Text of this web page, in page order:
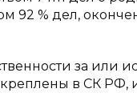
92 % дел,
за или
в СК РФ,